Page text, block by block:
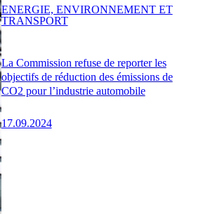
La Commission refuse de reporter les
objectifs de réduction des émissions de
CO2 pour l’industrie automobile
17.09.2024
ENERGIE, ENVIRONNEMENT ET
TRANSPORT